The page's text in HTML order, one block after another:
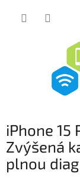
iPhone 15
Zvýšená
plnou